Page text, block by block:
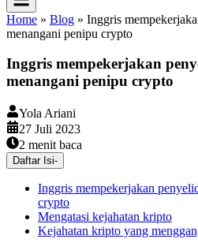
Home » Blog » Inggris
menangani penipu crypto
Inggris mempekerjakan
menangani penipu crypto
Yola Ariani
27 Juli 2023
2 menit baca
Daftar Isi-
Inggris mempekerjakan
crypto
Mengatasi kejahatan kripto
Kejahatan kripto yang